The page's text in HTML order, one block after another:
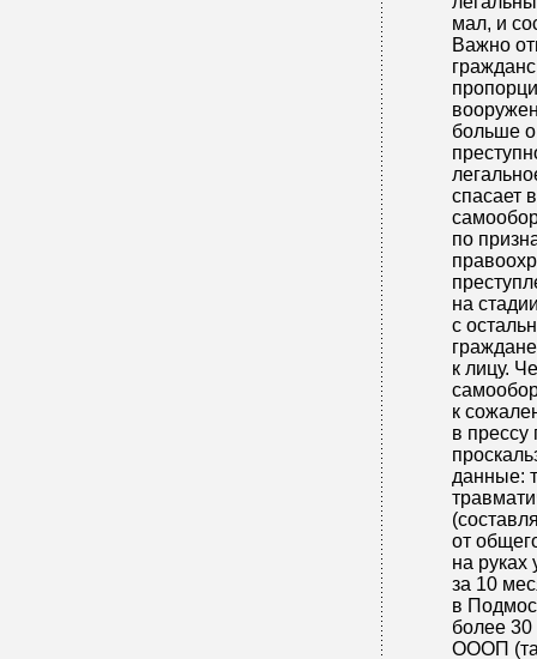
мал, и
Важно
больше
спасает
по
на
с
к лицу.
к
в прессу
данные:
от
на руках
за 10
в
более
ОООП